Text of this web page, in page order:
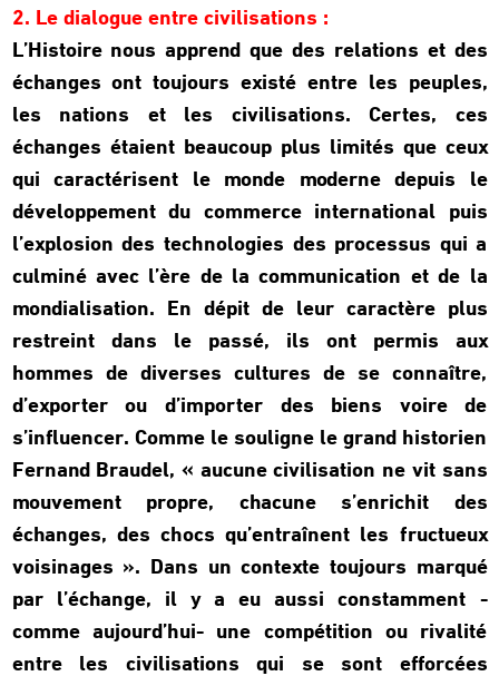
2. Le dialogue entre civilisations :
L’Histoire nous apprend que des relations et des
échanges ont toujours existé entre les peuples,
les nations et les civilisations. Certes, ces
échanges étaient beaucoup plus limités que ceux
qui caractérisent le monde moderne depuis le
développement du commerce international puis
l’explosion des technologies des processus qui a
culminé avec l’ère de la communication et de la
mondialisation. En dépit de leur caractère plus
restreint dans le passé, ils ont permis aux
hommes de diverses cultures de se connaître,
d’exporter ou d’importer des biens voire de
s’influencer. Comme le souligne le grand historien
Fernand Braudel, « aucune civilisation ne vit sans
mouvement propre, chacune s’enrichit des
échanges, des chocs qu’entraînent les fructueux
voisinages ». Dans un contexte toujours marqué
par l’échange, il y a eu aussi constamment -
comme aujourd’hui- une compétition ou rivalité
entre les civilisations qui se sont efforcées